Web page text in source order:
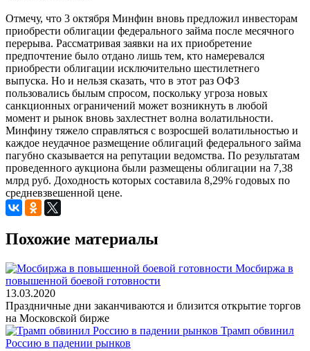
Отмечу, что 3 октября Минфин вновь предложил инвесторам
приобрести облигации федерального займа после месячного
перерыва. Рассматривая заявки на их приобретение
предпочтение было отдано лишь тем, кто намеревался
приобрести облигации исключительно шестилетнего
выпуска. Но и нельзя сказать, что в этот раз ОФЗ
пользовались былым спросом, поскольку угроза новых
санкционных ограничений может возникнуть в любой
момент и рынок вновь захлестнет волна волатильности.
Минфину тяжело справляться с возросшей волатильностью и
каждое неудачное размещение облигаций федерального займа
пагубно сказывается на репутации ведомства. По результатам
проведенного аукциона были размещены облигации на 7,38
млрд руб. Доходность которых составила 8,29% годовых по
средневзвешенной цене.
Похожие материалы
Мосбиржа в
повышенной боевой готовности
13.03.2020
Праздничные дни заканчиваются и близится открытие торгов
на Московской бирже
Трамп обвинил
Россию в падении рынков